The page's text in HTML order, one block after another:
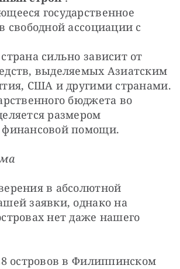
государственное
свободной ассоциации с
сильно зависит от
выделяемых Азиатским
США и другими странами.
бюджета во
размером
финансовой помощи.
в абсолютной
заявки, однако на
нет даже нашего
островов в Филиппинском